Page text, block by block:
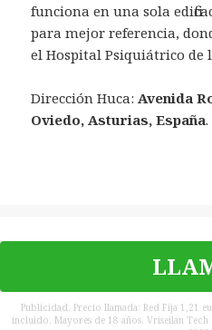
funciona en una sola
para mejor referencia,
el Hospital Psiquiátrico de
Dirección Huca: Avenida
Oviedo, Asturias, España.
Política de
legal
Publicidad. Precio llamada: Red Fija 1,21
incluido. Mayores de 18 años. Vriseilan